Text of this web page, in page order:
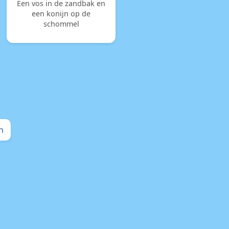
Een vos in de zandbak en
een konijn op de
schommel